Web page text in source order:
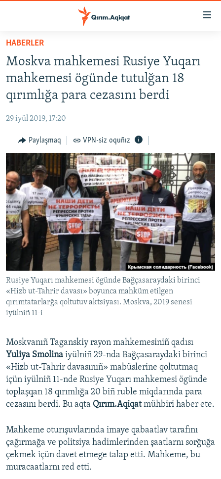
Esas
qaytmaq
Baş
navigatsiyağa
qaytmaq
Qıdıruvğa
qaytmaq
HABERLER
SİYASET
İQTİSADİYAT
MEDENİYET
İNSAN AQLARI
VİDEO
SÜRET
BLOGLAR
FİKİR
Русский
Українською
QOŞULIÑIZ!
HABERLER
Moskva mahkemesi Rusiye Yuqarı
mahkemesi ögünde tutulğan 18
qırımlığa para cezasını berdi
29 iyül 2019, 17:20
Paylaşmaq VPN-siz oquñız
Rusiye Yuqarı mahkemesi ögünde Bağçasaraydaki birinci
«Hizb ut-Tahrir davası» boyunca mahküm etilgen
qırımtatarlarğa qoltutuv aktsiyası. Moskva, 2019 senesi
iyülniñ 11-i
Moskvanıñ Taganskiy rayon mahkemesiniñ qadısı
Yuliya Smolina iyülniñ 29-nda Bağçasaraydaki birinci
«Hizb ut-Tahrir davasınıñ» mabüslerine qoltutmaq
içün iyülniñ 11-nde Rusiye Yuqarı mahkemesi ögünde
toplaşqan 18 qırımlığa 20 biñ ruble miqdarında para
cezasını berdi. Bu aqta Qırım.Aqiqatmühbiri haber ete.
Mahkeme oturışuvlarında imaye qabaatlav tarafını
çağırmağa ve politsiya hadimlerinden şaatlarnı sorğuğa
çekmek içün davet etmege talap etti. Mahkeme, bu
muracaatlarnı red etti.